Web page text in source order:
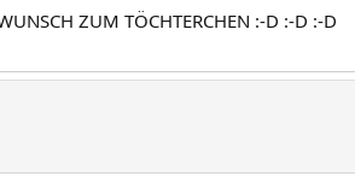
ZUM TÖCHTERCHEN :-D :-D :-D